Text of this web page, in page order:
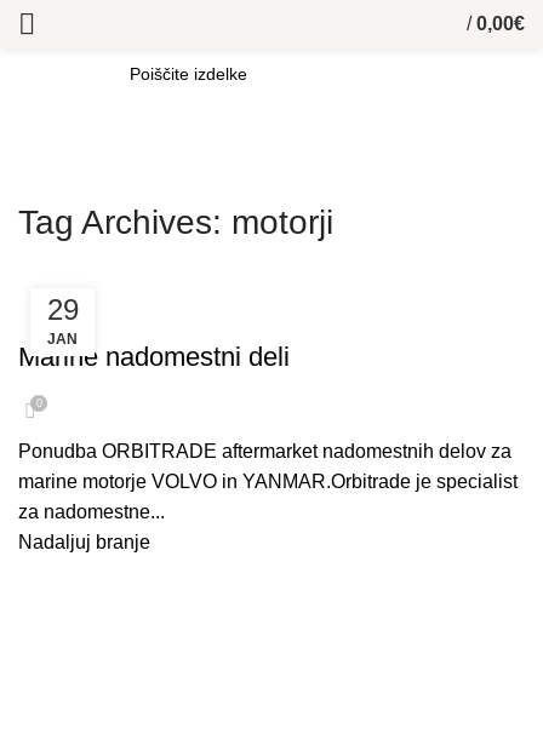
/ 0,00€
Tag Archives: motorji
29
JAN
PRODAJA PLOVIL
Marine nadomestni deli
0
Ponudba ORBITRADE aftermarket nadomestnih delov za
marine motorje VOLVO in YANMAR.Orbitrade je specialist
za nadomestne...
Nadaljuj branje